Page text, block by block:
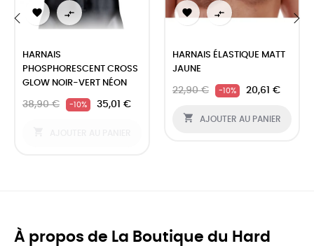
 
HARNAIS
PHOSPHORESCENT CROSS
GLOW NOIR-VERT NÉON
38,90 € -10% 35,01 €
 
HARNAIS ÉLASTIQUE MATT
JAUNE
22,90 € -10% 20,61 €
 AJOUTER AU PANIER
À propos de La Boutique du Hard